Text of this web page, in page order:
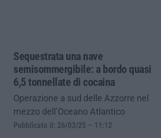
Sequestrata una nave
semisommergibile: a bordo quasi
6,5 tonnellate di cocaina
Operazione a sud delle Azzorre nel
mezzo dell’Oceano Atlantico
Pubblicato il: 26/03/25 – 11:12